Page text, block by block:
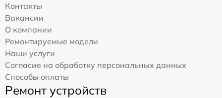
Контакты
Вакансии
О компании
Ремонтируемые модели
Наши услуги
Согласие на обработку персональных данных
Способы оплаты
Ремонт устройств